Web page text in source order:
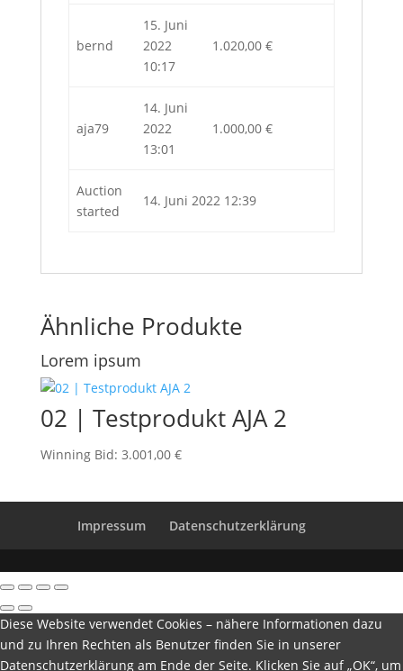
bernd
15. Juni
2022
10:17
1.020,00 €
aja79
14. Juni
2022
13:01
1.000,00 €
Auction
started
14. Juni 2022 12:39
Ähnliche Produkte
Lorem ipsum
02 | Testprodukt AJA 2
Winning Bid: 3.001,00 €
Impressum Datenschutzerklärung
Diese Website verwendet Cookies – nähere Informationen dazu
und zu Ihren Rechten als Benutzer finden Sie in unserer
Datenschutzerklärung am Ende der Seite. Klicken Sie auf „OK“, um